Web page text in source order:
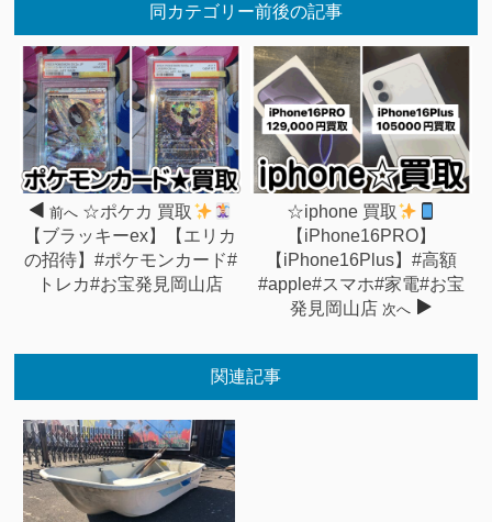
同カテゴリー前後の記事
前へ ☆ポケカ 買取
【ブラッキーex】【エリカ
の招待】#ポケモンカード#
トレカ#お宝発見岡山店
☆iphone 買取
【iPhone16PRO】
【iPhone16Plus】#高額
#apple#スマホ#家電#お宝
発見岡山店 次へ
関連記事